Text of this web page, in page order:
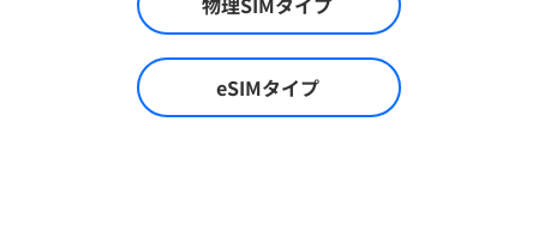
eSIMタイプ